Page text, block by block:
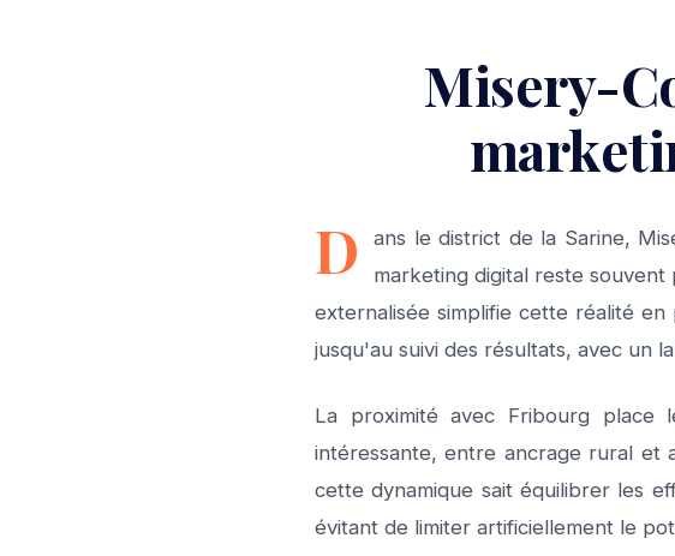
Misery-
D
ans le district de la Sarine,
marketing digital reste
externalisée simplifie cette réalité
jusqu'au suivi des résultats, avec un
La proximité avec Fribourg place
intéressante, entre ancrage rural et
cette dynamique sait équilibrer les
évitant de limiter artificiellement le